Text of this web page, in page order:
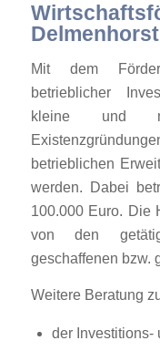
Mit dem
betrieblicher
kleine und
betrieblichen
werden. Dabei
100.000 Euro. Die
von den
geschaffenen bzw.
Weitere Beratung
der Investitions-